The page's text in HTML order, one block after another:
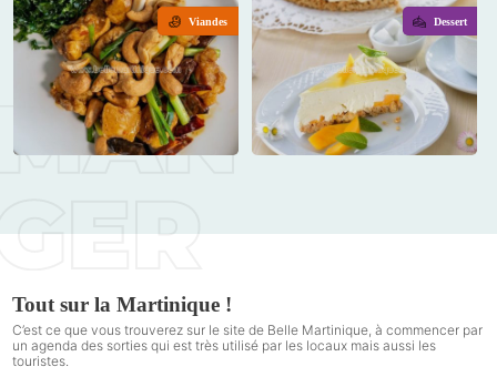
Viandes Dessert
Tout sur la Martinique !
C’est ce que vous trouverez sur le site de Belle Martinique, à commencer par
un agenda des sorties qui est très utilisé par les locaux mais aussi les
touristes.